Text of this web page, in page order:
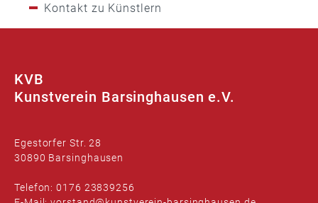
Kontakt zu Künstlern
KVB
Kunstverein Barsinghausen e.V.
Egestorfer Str. 28
30890 Barsinghausen
Telefon: 0176 23839256